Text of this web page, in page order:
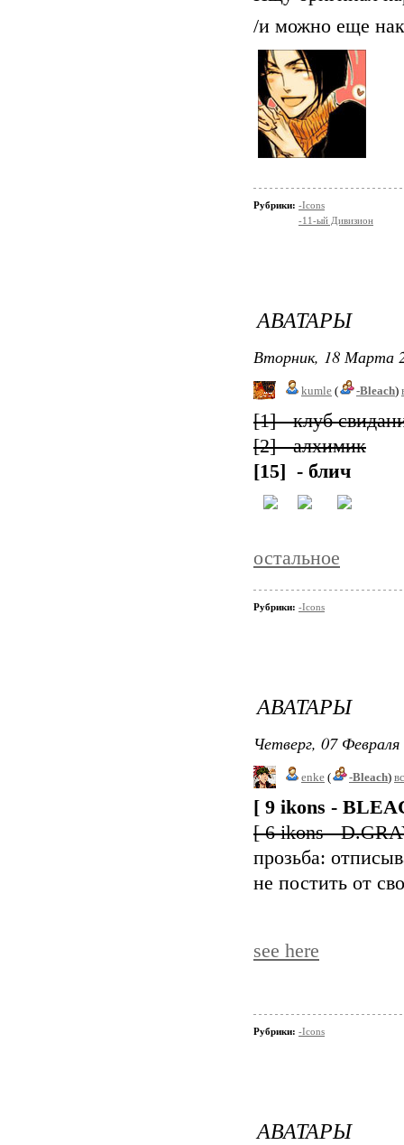
/и можно еще
Рубрики: -Icons
-11-ый Дивизион
АВАТАРЫ
Вторник, 18 Марта
kumle ( -Bleach)
[1] - клуб
[2] - алхимик
[15] - блич
остальное
Рубрики: -Icons
АВАТАРЫ
Четверг, 07
enke ( -Bleach)
[ 9 ikons -
[ 6 ikons -
прозьба:
не постить от
see here
Рубрики: -Icons
АВАТАРЫ